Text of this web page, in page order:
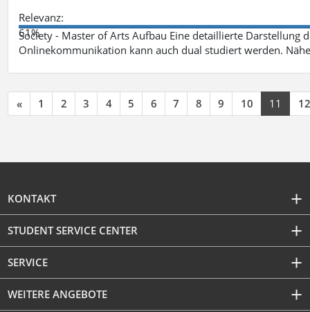
Relevanz:
61%
Society - Master of Arts Aufbau Eine detaillierte Darstellung
Onlinekommunikation kann auch dual studiert werden.
« 1 2 3 4 5 6 7 8 9 10 11 12
KONTAKT
STUDENT SERVICE CENTER
SERVICE
WEITERE ANGEBOTE